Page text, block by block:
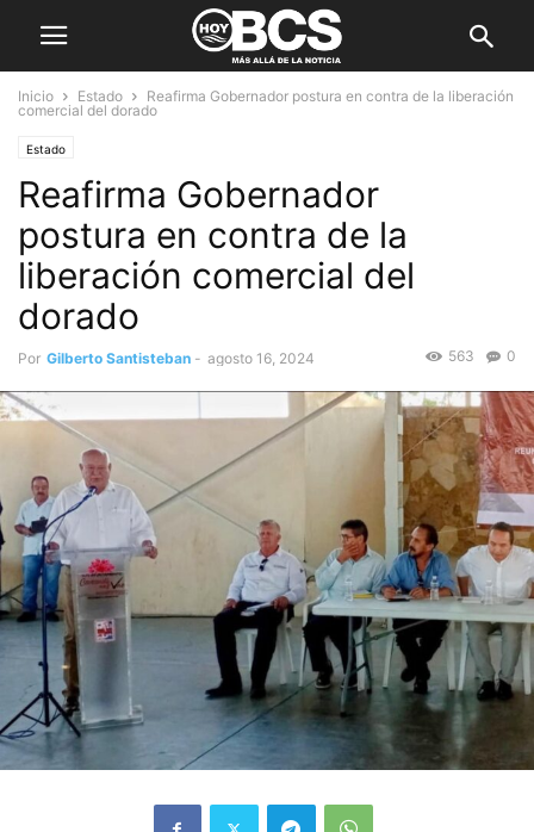
Inicio Estado
Reafirma Gobernador postura en contra de la liberación
comercial del dorado
Estado
Reafirma Gobernador
postura en contra de la
liberación comercial del
dorado
Por Gilberto Santisteban - agosto 16, 2024 0
563